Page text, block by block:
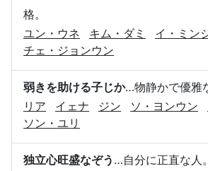
格。
ユン・ウネ
キム・ダミ
イ・ミン
チェ・ジョンウン
弱きを助ける子じか…物静かで優雅
リア
イェナ ジン ソ・ヨンウン
ソン・ユリ
独立心旺盛なぞう …自分に正直な人。